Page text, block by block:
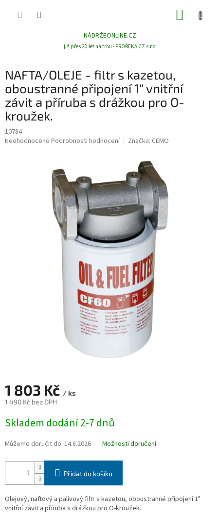
NÁDRŽEONLINE.CZ
již přes 20 let na trhu - PROREKA CZ s.r.o.
NAFTA/OLEJE - filtr s kazetou,
oboustranné připojení 1" vnitřní
závit a příruba s drážkou pro O-
kroužek.
10784
Průměrné
Neohodnoceno Podrobnosti hodnocení Značka: CEMO
1 803 Kč / ks
1 490 Kč bez DPH
cena:
Skladem dodání 2-7 dnů
Můžeme doručit do: 14.8.2026 Možnosti doručení
Přidat do košíku
Olejový, naftový a palivový filtr s kazetou, oboustranné připojení 1"
vnitřní závit a příruba s drážkou pro O-kroužek.